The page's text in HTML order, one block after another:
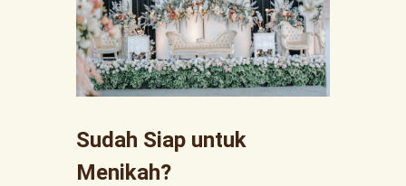
Sudah Siap untuk
Menikah?